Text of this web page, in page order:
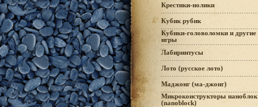
Крестики-нолики
Кубик рубик
Кубики-головоломки и другие
игры
Лабиринтусы
Лото (русское лото)
Маджонг (ма-джонг)
Микроконструкторы наноблок
(nanoblock)